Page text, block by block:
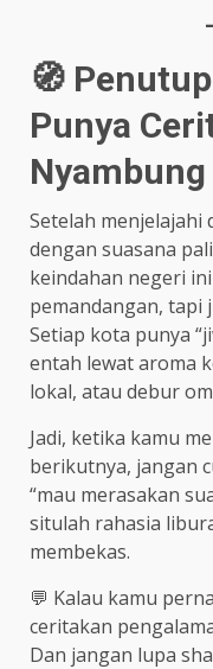
🧭
Punya
Setelah menjelajahi
dengan suasana
keindahan negeri
pemandangan, tapi
Setiap kota punya
entah lewat aroma
lokal, atau debur
Jadi, ketika kamu
berikutnya, jangan
“mau merasakan
situlah rahasia
membekas.
💬 Kalau kamu
ceritakan
Dan jangan lupa